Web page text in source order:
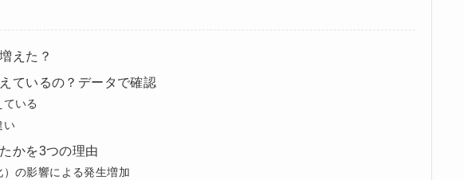
えた？
ているの？データで確認
いる
い
かを3つの理由
の影響による発生増加